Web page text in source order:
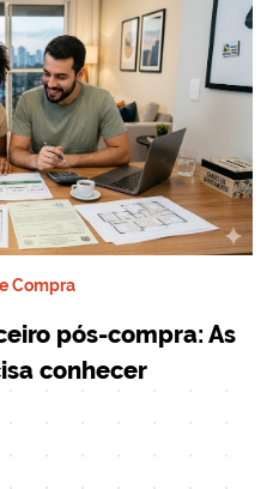
Compra
pós-compra: As
conhecer